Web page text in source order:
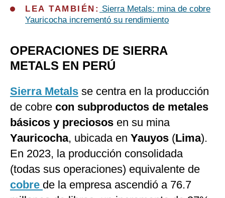
LEA TAMBIÉN: Sierra Metals: mina de cobre
Yauricocha incrementó su rendimiento
OPERACIONES DE SIERRA
METALS EN PERÚ
Sierra Metals se centra en la producción
de cobre con subproductos de metales
básicos y preciosos en su mina
Yauricocha, ubicada en Yauyos (Lima).
En 2023, la producción consolidada
(todas sus operaciones) equivalente de
cobre de la empresa ascendió a 76.7